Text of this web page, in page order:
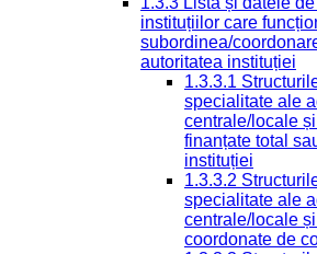
instituțiilor care
subordinea/
autoritatea instituției
1.3.3.1
specialitate ale
centrale/locale
finanțate total
instituției
1.3.3.2
specialitate ale
centrale/locale
coordonate de